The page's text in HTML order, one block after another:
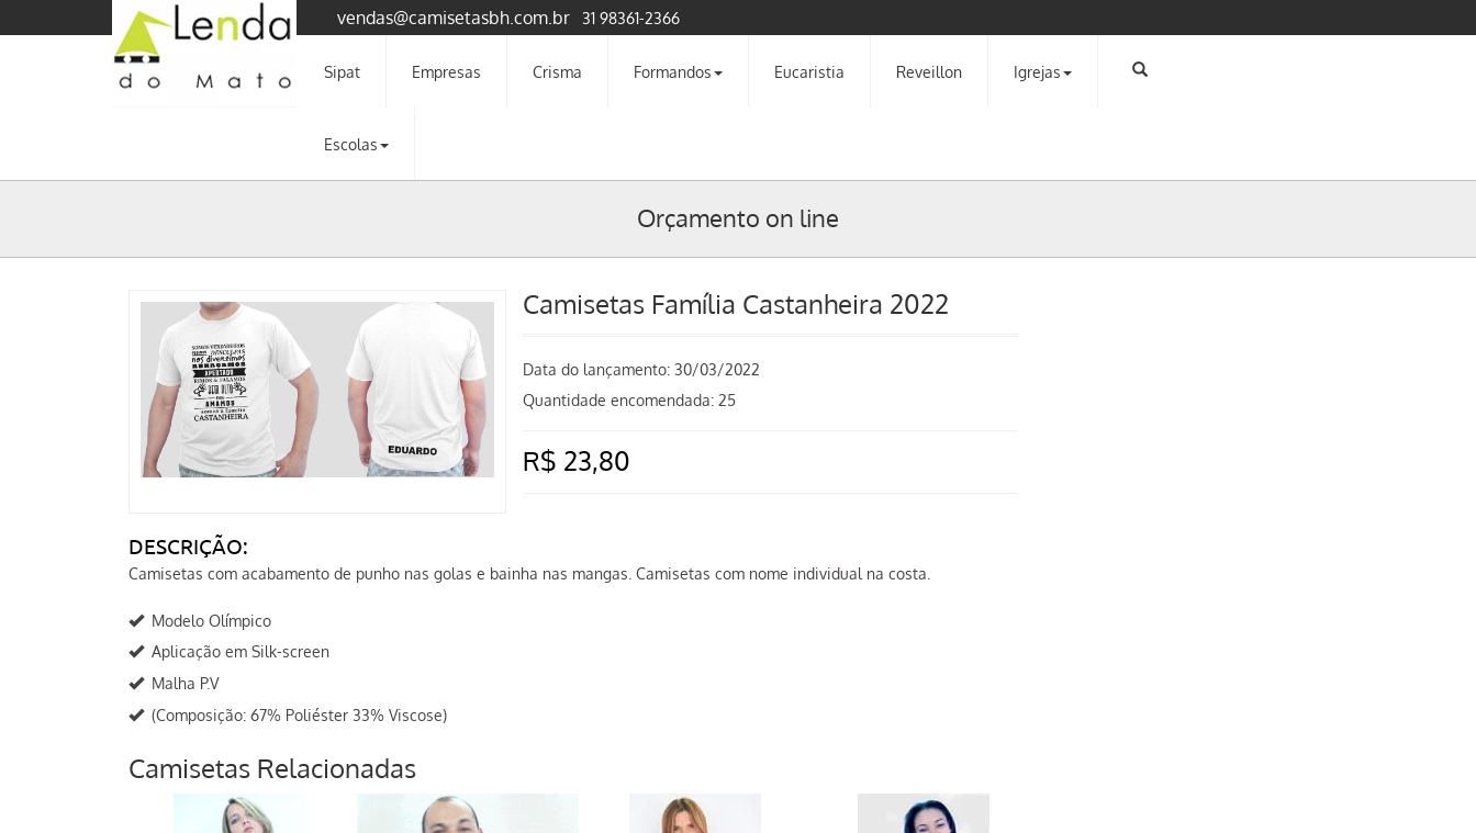
vendas@camisetasbh.com.br 31 98361-2366
Sipat Empresas Crisma Formandos Eucaristia Reveillon Igrejas
Escolas
Orçamento on line
Camisetas Família Castanheira 2022
Data do lançamento: 30/03/2022
Quantidade encomendada: 25
R$ 23,80
DESCRIÇÃO:
Camisetas com acabamento de punho nas golas e bainha nas mangas. Camisetas com nome individual na costa.
Modelo Olímpico
Aplicação em Silk-screen
Malha P.V
(Composição: 67% Poliéster 33% Viscose)
Camisetas Relacionadas